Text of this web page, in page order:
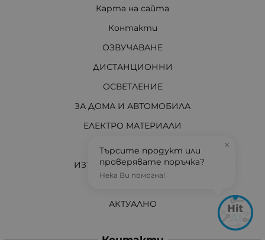
Карта на сайта
Контакти
ОЗВУЧАВАНЕ
ДИСТАНЦИОННИ
ОСВЕТЛЕНИЕ
ЗА ДОМА И АВТОМОБИЛА
ЕЛЕКТРО МАТЕРИАЛИ
ЗА ВАС ТЕХНИЦИ
ИЗТОЧНИЦИ НА ЕНЕРГИЯ
АКТУАЛНО
×
Търсите продукт или
проверявате поръчка?
Нека Ви помогна!